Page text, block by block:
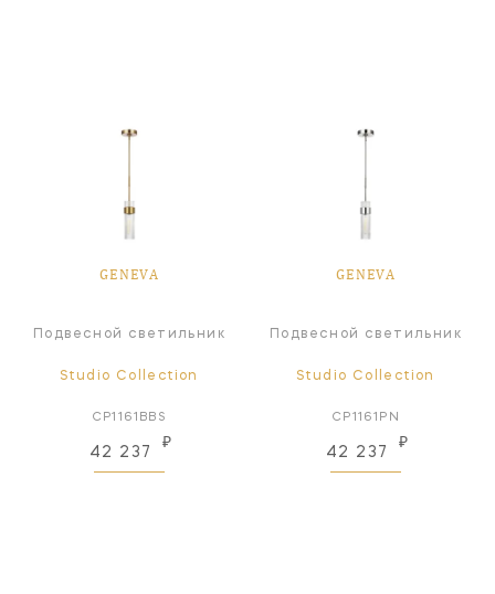
GENEVA
Подвесной светильник
Studio Collection
CP1161BBS
42 237
₽
GENEVA
Подвесной светильник
Studio Collection
CP1161PN
42 237
₽